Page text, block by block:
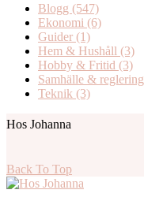
Blogg (547)
Ekonomi (6)
Guider (1)
Hem & Hushåll (3)
Hobby & Fritid (3)
Samhälle & reglering
Teknik (3)
Hos Johanna
Back To Top